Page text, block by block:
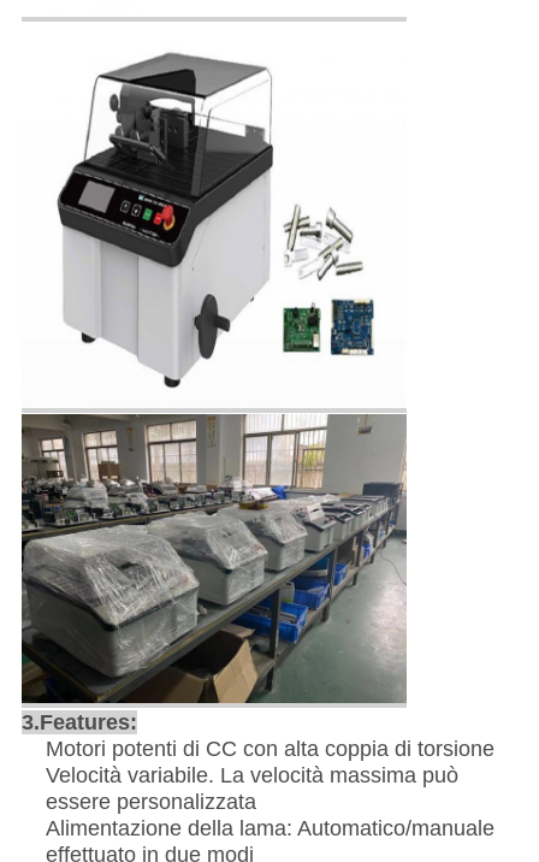
3.Features:
Motori potenti di CC con alta coppia di torsione
Velocità variabile. La velocità massima può
essere personalizzata
Alimentazione della lama: Automatico/manuale
effettuato in due modi